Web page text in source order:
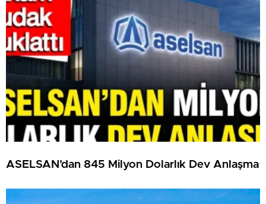
ASELSAN’dan 845 Milyon Dolarlık Dev Anlaşma